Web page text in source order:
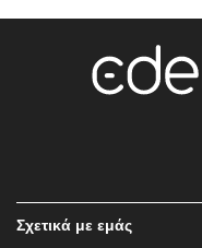
Σχετικά με εμάς